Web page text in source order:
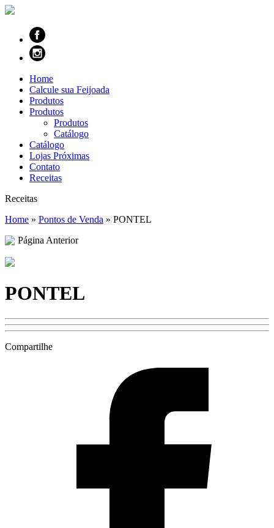
Home
Calcule sua Feijoada
Produtos
Produtos
Produtos
Catálogo
Catálogo
Lojas Próximas
Contato
Receitas
Receitas
Home » Pontos de Venda » PONTEL
Página Anterior
PONTEL
Compartilhe